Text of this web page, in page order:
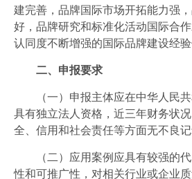
建完善，品牌国际市场开拓能力强，
好，品牌研究和标准化活动国际合
认同度不断增强的国际品牌建设经验
二、申报要求
（一）申报主体应在中华人民
具有独立法人资格，近三年财务状
全、信用和社会责任等方面无不良记
（二）应用案例应具有较强的
性和可推广性，对相关行业或企业